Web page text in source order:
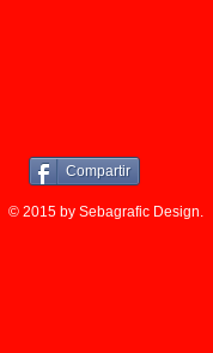
Compartir
© 2015 by Sebagrafic Design.